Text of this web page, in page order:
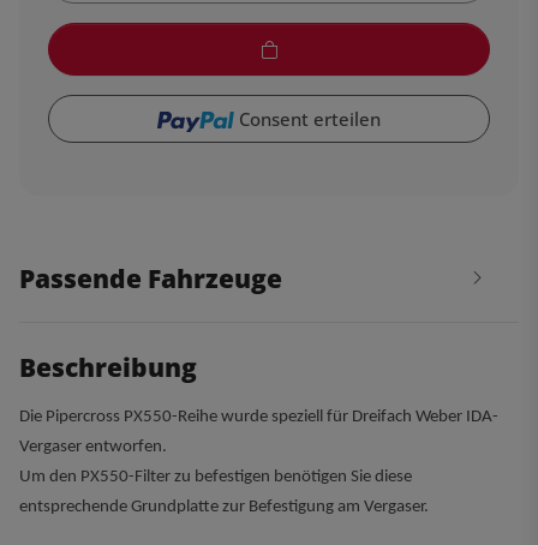
Consent erteilen
Passende Fahrzeuge
Beschreibung
Die Pipercross PX550-Reihe wurde speziell für Dreifach Weber IDA-
Vergaser entworfen.
Um den PX550-Filter zu befestigen benötigen Sie diese
entsprechende Grundplatte zur Befestigung am Vergaser.